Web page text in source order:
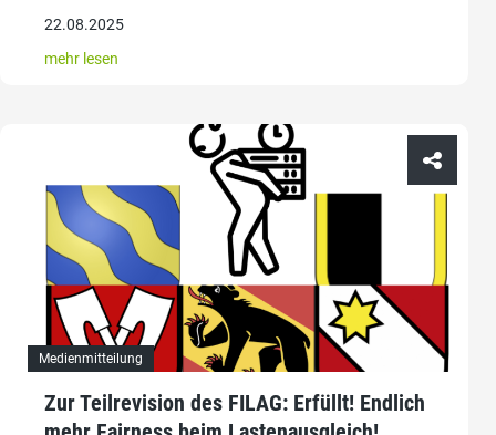
22.08.2025
mehr lesen
Medienmitteilung
Zur Teilrevision des FILAG: Erfüllt! Endlich